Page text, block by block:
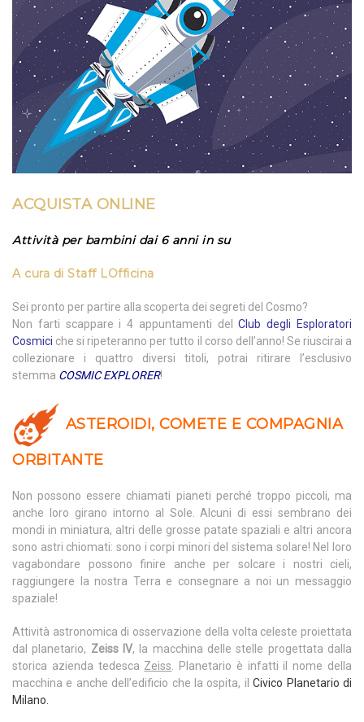
ACQUISTA ONLINE
Attività per bambini dai 6 anni in su
A cura di Staff LOfficina
Sei pronto per partire alla scoperta dei segreti del Cosmo?
Non farti scappare i 4 appuntamenti delClub degli Esploratori
Cosmici che si ripeteranno per tutto il corso dell’anno! Se riuscirai a
collezionare i quattro diversi titoli, potrai ritirare l’esclusivo
stemma COSMIC EXPLORER!
ASTEROIDI, COMETE E COMPAGNIA
ORBITANTE
Non possono essere chiamati pianeti perché troppo piccoli, ma
anche loro girano intorno al Sole. Alcuni di essi sembrano dei
mondi in miniatura, altri delle grosse patate spaziali e altri ancora
sono astri chiomati: sono i corpi minori del sistema solare! Nel loro
vagabondare possono finire anche per solcare i nostri cieli,
raggiungere la nostra Terra e consegnare a noi un messaggio
spaziale!
Attività astronomica di osservazione della volta celeste proiettata
dal planetario, Zeiss IV, la macchina delle stelle progettata dalla
storica azienda tedesca Zeiss. Planetario è infatti il nome della
macchina e anche dell’edificio che la ospita, il Civico Planetario di
Milano.